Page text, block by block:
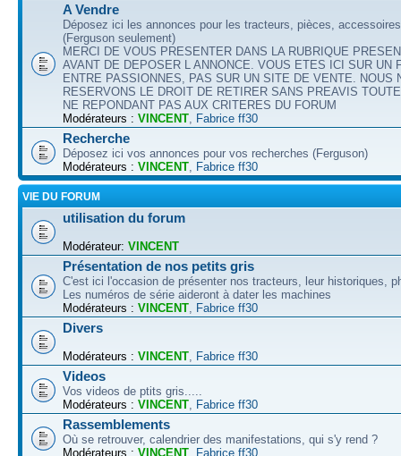
A Vendre
Déposez ici les annonces pour les tracteurs, pièces,
(Ferguson seulement)
MERCI DE VOUS PRESENTER DANS LA RUBRIQUE
AVANT DE DEPOSER L ANNONCE. VOUS ETES ICI SUR UN
ENTRE PASSIONNES, PAS SUR UN SITE DE VENTE. NOUS
RESERVONS LE DROIT DE RETIRER SANS PREAVIS
NE REPONDANT PAS AUX CRITERES DU FORUM
Modérateurs : VINCENT Fabrice ff30
Recherche
Déposez ici vos annonces pour vos recherches (Ferguson)
Modérateurs : VINCENT Fabrice ff30
VIE DU FORUM
utilisation du forum
Modérateur: VINCENT
Présentation de nos petits gris
C'est ici l'occasion de présenter nos tracteurs, leur historiques,
Les numéros de série aideront à dater les machines
Modérateurs : VINCENT Fabrice ff30
Divers
Modérateurs : VINCENT Fabrice ff30
Videos
Vos videos de ptits gris.....
Modérateurs : VINCENT Fabrice ff30
Rassemblements
Où se retrouver, calendrier des manifestations, qui s'y rend ?
Modérateurs : VINCENT Fabrice ff30